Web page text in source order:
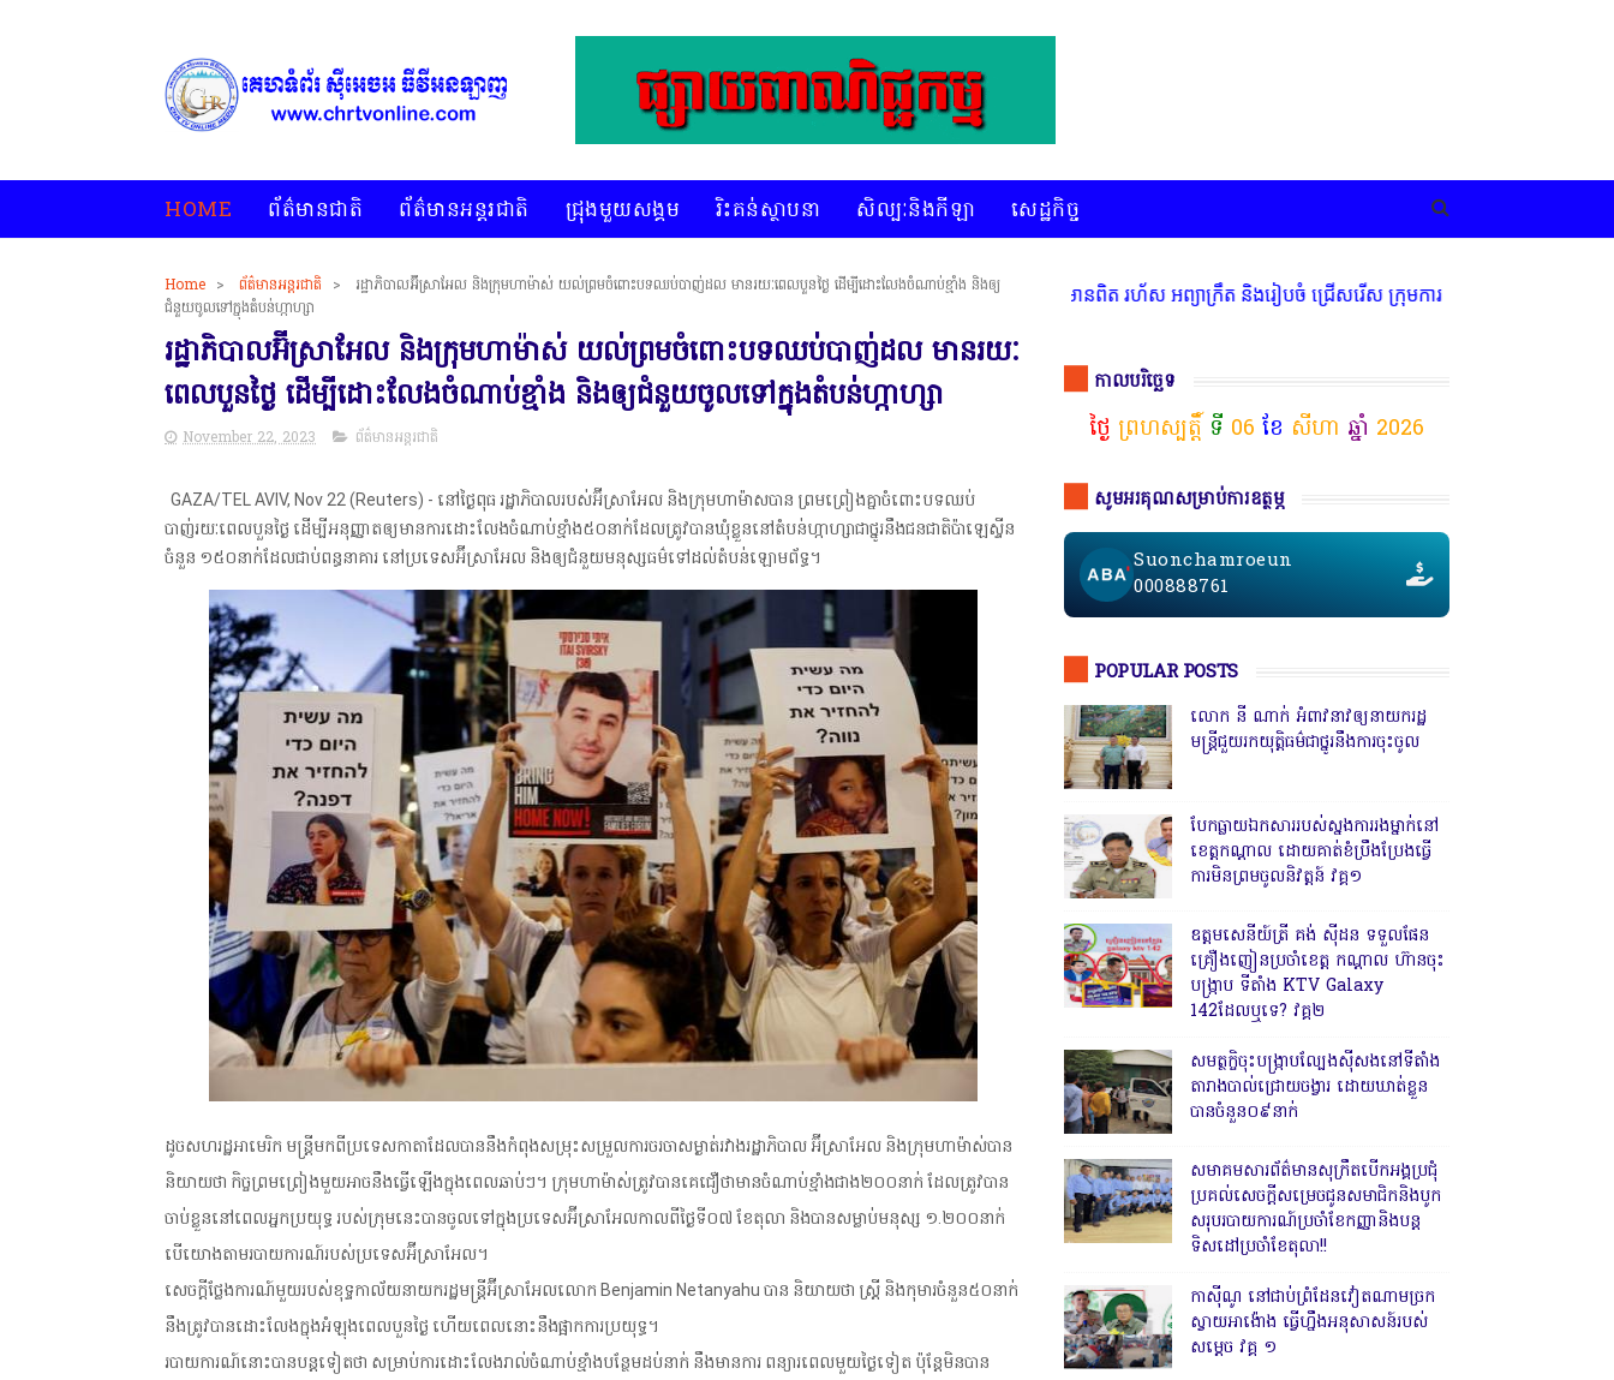
HOME ព័ត៌មានជាតិ ព័ត៌មានអន្តរជាតិ ជ្រុងមួយសង្គម រិះគន់ស្ថាបនា សិល្បៈនិងកីឡា សេដ្ឋកិច្ច
Home > ព័ត៌មានអន្តរជាតិ >
រដ្ឋាភិបាលអ៊ីស្រាអែល និងក្រុមហាម៉ាស់ យល់ព្រមចំពោះបទឈប់បាញ់ដល មានរយៈពេលបួនថ្ងៃ ដើម្បីដោះលែងចំណាប់ខ្មាំង និងឲ្យ
ជំនួយចូលទៅក្នុងតំបន់ហ្កាហ្សា
រដ្ឋាភិបាលអ៊ីស្រាអែល និងក្រុមហាម៉ាស់ យល់ព្រមចំពោះបទឈប់បាញ់ដល មានរយៈ
ពេលបួនថ្ងៃ ដើម្បីដោះលែងចំណាប់ខ្មាំង និងឲ្យជំនួយចូលទៅក្នុងតំបន់ហ្កាហ្សា
November 22, 2023 ព័ត៌មានអន្តរជាតិ
GAZA/TEL AVIV, Nov 22 (Reuters) - នៅថ្ងៃពុធ រដ្ឋាភិបាលរបស់អ៊ីស្រាអែល និងក្រុមហាម៉ាសបាន ព្រមព្រៀងគ្នាចំពោះបទឈប់
បាញ់រយៈពេលបួនថ្ងៃ ដើម្បីអនុញ្ញាតឲ្យមានការដោះលែងចំណាប់ខ្មាំង៥០នាក់ដែលត្រូវបានឃុំខ្លួននៅតំបន់ហ្កាហ្សាជាថ្នូរនឹងជនជាតិប៉ាឡេស្ទីន
ចំនួន ១៥០នាក់ដែលជាប់ពន្ធនាគារ នៅប្រទេសអ៊ីស្រាអែល និងឲ្យជំនួយមនុស្សធម៌ទៅដល់តំបន់ឡោមព័ទ្ធ។
ដូចសហរដ្ឋអាមេរិក មន្ត្រីមកពីប្រទេសកាតាដែលបាននឹងកំពុងសម្រុះសម្រួលការចរចាសម្ងាត់រវាងរដ្ឋាភិបាល អ៊ីស្រាអែល និងក្រុមហាម៉ាស់បាន
និយាយថា កិច្ចព្រមព្រៀងមួយអាចនឹងធ្វើឡើងក្នុងពេលឆាប់ៗ។ ក្រុមហាម៉ាស់ត្រូវបានគេជឿថាមានចំណាប់ខ្មាំងជាង២០០នាក់ ដែលត្រូវបាន
ចាប់ខ្លួននៅពេលអ្នកប្រយុទ្ធ របស់ក្រុមនេះបានចូលទៅក្នុងប្រទេសអ៊ីស្រាអែលកាលពីថ្ងៃទី០៧ ខែតុលា និងបានសម្លាប់មនុស្ស ១.២០០នាក់
បើយោងតាមរបាយការណ៍របស់ប្រទេសអ៊ីស្រាអែល។
សេចក្តីថ្លែងការណ៍មួយរបស់ខុទ្ទកាល័យនាយករដ្ឋមន្ត្រីអ៊ីស្រាអែលលោក Benjamin Netanyahu បាន និយាយថា ស្ត្រី និងកុមារចំនួន៥០នាក់
នឹងត្រូវបានដោះលែងក្នុងអំឡុងពេលបួនថ្ងៃ ហើយពេលនោះនឹងផ្អាកការប្រយុទ្ធ។
របាយការណ៍នោះបានបន្តទៀតថា សម្រាប់ការដោះលែងរាល់ចំណាប់ខ្មាំងបន្ថែមដប់នាក់ នឹងមានការ ពន្យារពេលមួយថ្ងៃទៀត ប៉ុន្តែមិនបាន
* គេហទំព័រ ស៊ីអេចអធីវីអនឡាញ ជាព័ត៌មានពិត រហ័ស អព្យាក្រឹត និងរៀបចំ ជ្រើសរើស ក្រុមការងារ នៅតាមបណ្តាលរាជធានី ខេត្ត
កាលបរិច្ឆេទ
ថ្ងៃ ព្រហស្បត្តិ៍ ទី 06 ខែ សីហា ឆ្នាំ 2026
សូមអរគុណសម្រាប់ការឧត្ថម្ភ
Suonchamroeun
000888761
POPULAR POSTS
លោក នី ណាក់ អំពាវនាវឲ្យនាយករដ្ឋ
មន្ត្រីជួយរកយុត្តិធម៌ជាថ្នូរនឹងការចុះចូល
បែកធ្លាយឯកសាររបស់ស្នងការរងម្នាក់នៅ
ខេត្តកណ្ដាល ដោយគាត់ខំប្រឹងប្រែងធ្វើ
ការមិនព្រមចូលនិវត្តន៍ វគ្គ១
ឧត្តមសេនីយ៍ត្រី គង់ ស៊ីដន ទទួលផែន
គ្រឿងញៀនប្រចាំខេត្ត កណ្តាល ហ៊ានចុះ
បង្ក្រាប ទីតាំង KTV Galaxy
142ដែលឬទេ? វគ្គ២
សមត្ថកិ្ចចុះបង្ក្រាបល្បែងស៊ីសងនៅទីតាំង
តារាងបាល់ជ្រោយចង្វារ ដោយឃាត់ខ្លួន
បានចំនួន០៩នាក់
សមាគមសារព័ត៌មានសុក្រឹតបើកអង្គប្រជុំ
ប្រគល់សេចក្តីសម្រេចជូនសមាជិកនិងបូក
សរុបរបាយការណ៍ប្រចាំខែកញ្ញានិងបន្ត
ទិសដៅប្រចាំខែតុលា!!
កាសុីណូ នៅជាប់ព្រំដែនវៀតណាមច្រក
ស្វាយអាង៉ោង ធ្វើហ្នឹងអនុសាសន៍របស់
សម្ដេច វគ្គ ១